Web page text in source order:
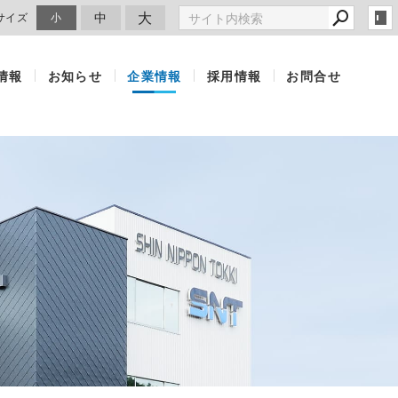
イズ 小 中 大
報 お知らせ 企業情報 採用情報 お問合せ